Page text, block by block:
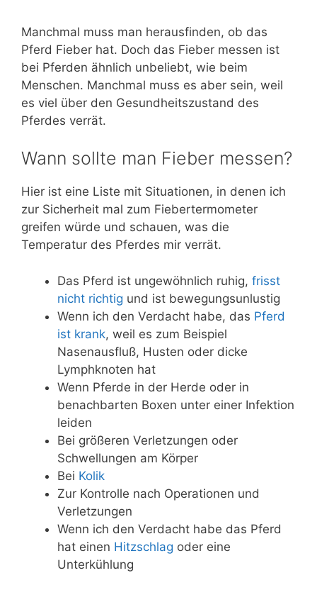
Manchmal muss man herausfinden, ob das
Pferd Fieber hat. Doch das Fieber messen ist
bei Pferden ähnlich unbeliebt, wie beim
Menschen. Manchmal muss es aber sein, weil
es viel über den Gesundheitszustand des
Pferdes verrät.
Wann sollte man Fieber messen?
Hier ist eine Liste mit Situationen, in denen ich
zur Sicherheit mal zum Fiebertermometer
greifen würde und schauen, was die
Temperatur des Pferdes mir verrät.
Das Pferd ist ungewöhnlich ruhig, frisst
nicht richtig und ist bewegungsunlustig
Wenn ich den Verdacht habe, das Pferd
ist krank, weil es zum Beispiel
Nasenausfluß, Husten oder dicke
Lymphknoten hat
Wenn Pferde in der Herde oder in
benachbarten Boxen unter einer Infektion
leiden
Bei größeren Verletzungen oder
Schwellungen am Körper
Bei Kolik
Zur Kontrolle nach Operationen und
Verletzungen
Wenn ich den Verdacht habe das Pferd
hat einen Hitzschlag oder eine
Unterkühlung